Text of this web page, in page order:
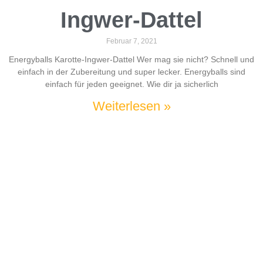
Ingwer-Dattel
Februar 7, 2021
Energyballs Karotte-Ingwer-Dattel Wer mag sie nicht? Schnell und
einfach in der Zubereitung und super lecker. Energyballs sind
einfach für jeden geeignet. Wie dir ja sicherlich
Weiterlesen »